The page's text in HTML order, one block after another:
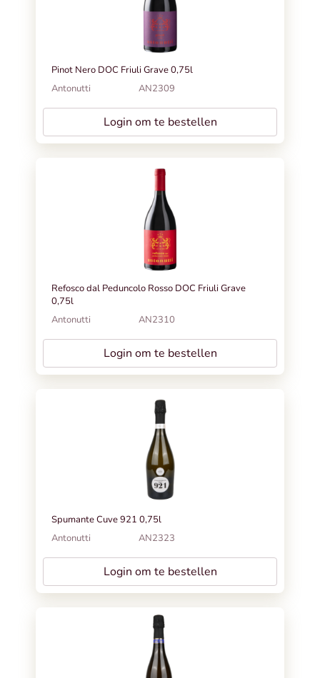
Pinot Nero DOC Friuli Grave 0,75l
Antonutti
AN2309
Login om te bestellen
Refosco dal Peduncolo Rosso DOC Friuli Grave
0,75l
Antonutti
AN2310
Login om te bestellen
Spumante Cuve 921 0,75l
Antonutti
AN2323
Login om te bestellen